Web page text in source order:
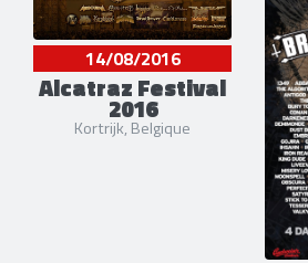
14/08/2016
Alcatraz Festival
2016
Kortrijk, Belgique